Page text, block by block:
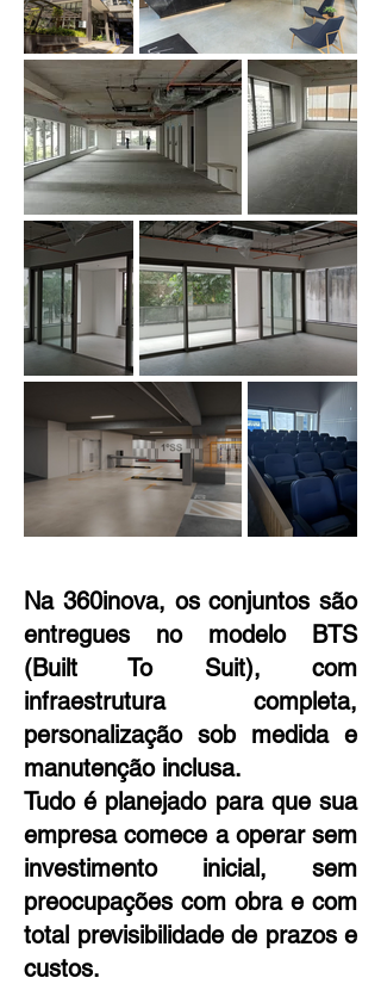
Na 360inova, os conjuntos são
entregues no modelo BTS
(Built To Suit), com
infraestrutura completa,
personalização sob medida e
manutenção inclusa.
Tudo é planejado para que sua
empresa comece a operar sem
investimento inicial, sem
preocupações com obra e com
total previsibilidade de prazos e
custos.